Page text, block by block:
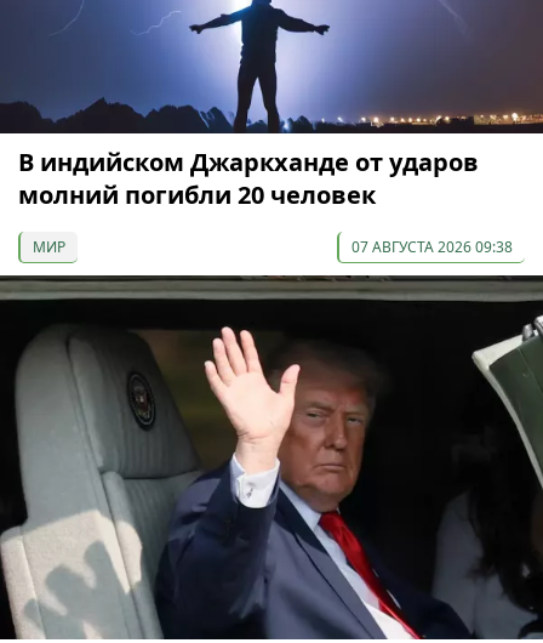
В индийском Джаркханде от ударов
молний погибли 20 человек
МИР 07 АВГУСТА 2026 09:38